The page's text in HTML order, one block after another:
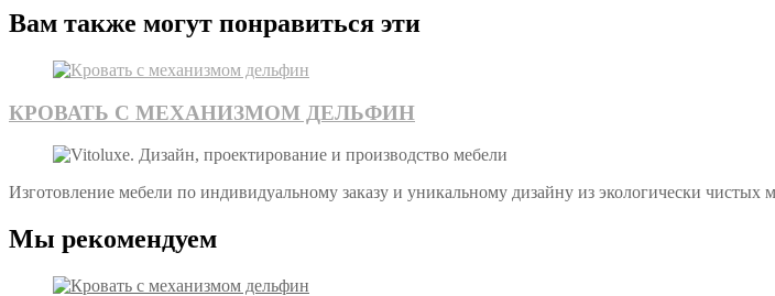
Вам также могут понравиться эти
КРОВАТЬ С МЕХАНИЗМОМ ДЕЛЬФИН
Изготовление мебели по индивидуальному заказу и уникальному дизайну из экологически
Мы рекомендуем